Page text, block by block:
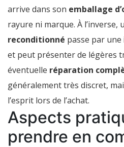
arrive dans son emballage
rayure ni marque. À l’inverse,
reconditionné passe par une
et peut présenter de légères
éventuelle réparation
généralement très discret,
l’esprit lors de l’achat.
Aspects
prendre en